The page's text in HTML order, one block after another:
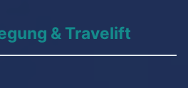
& Travelift